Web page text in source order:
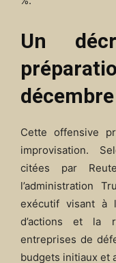
Un
décembre
Cette offensive
improvisation.
citées par
l’administration
exécutif visant à
d’actions et la
entreprises de
budgets initiaux et